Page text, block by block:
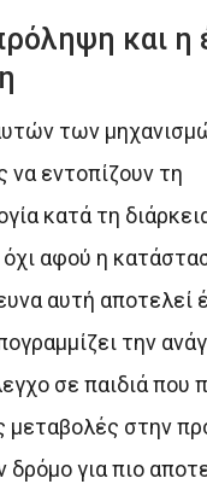
και η
των
να εντοπίζουν τη
κατά τη
αφού η
αυτή αποτελεί
την
σε παιδιά που
μεταβολές στην
δρόμο για πιο